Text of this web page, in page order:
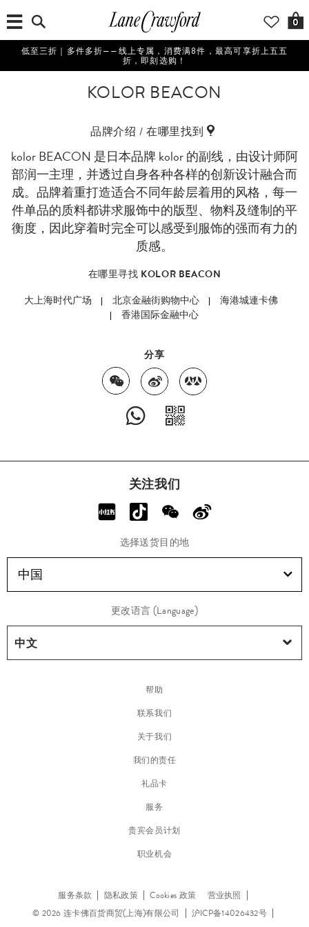
0
低至三折｜多件多折——线上专属，消费满8件，最高可享折上五五
折，即刻选购！
KOLOR BEACON
品牌介绍 / 在哪里找到
kolor BEACON 是日本品牌 kolor 的副线，由设计师阿
部润一主理，并透过自身各种各样的创新设计融合而
成。品牌着重打造适合不同年龄层着用的风格，每一
件单品的质料都讲求服饰中的版型、物料及缝制的平
衡度，因此穿着时完全可以感受到服饰的强而有力的
质感。
在哪里寻找 KOLOR BEACON
大上海时代广场
北京金融街购物中心
海港城連卡佛
香港国际金融中心
分享
关注我们
选择送货目的地
中国
更改语言 (Language)
帮助
联系我们
关于我们
我们的责任
礼品卡
服务
贵宾会员计划
职业机会
服务条款 隐私政策 Cookies 政策
营业执照
© 2026 连卡佛百货商贸(上海)有限公司
沪ICP备14026432号